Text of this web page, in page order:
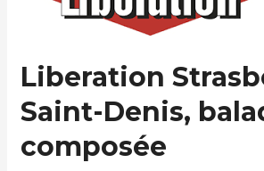
Liberation
Saint-Denis,
composée